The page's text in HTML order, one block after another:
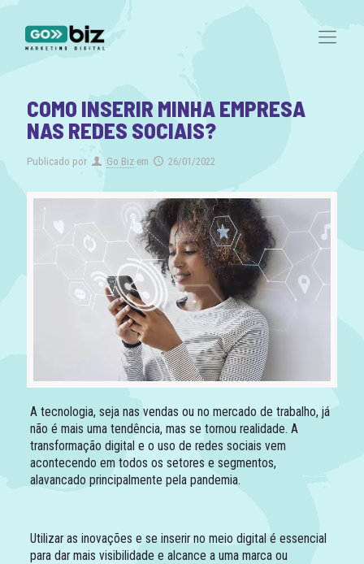
COMO INSERIR MINHA EMPRESA
NAS REDES SOCIAIS?
Publicado por Go Biz em 26/01/2022
A tecnologia, seja nas vendas ou no mercado de trabalho, já
não é mais uma tendência, mas se tornou realidade. A
transformação digital e o uso de redes sociais vem
acontecendo em todos os setores e segmentos,
alavancado principalmente pela pandemia.
Utilizar as inovações e se inserir no meio digital é essencial
para dar mais visibilidade e alcance a uma marca ou